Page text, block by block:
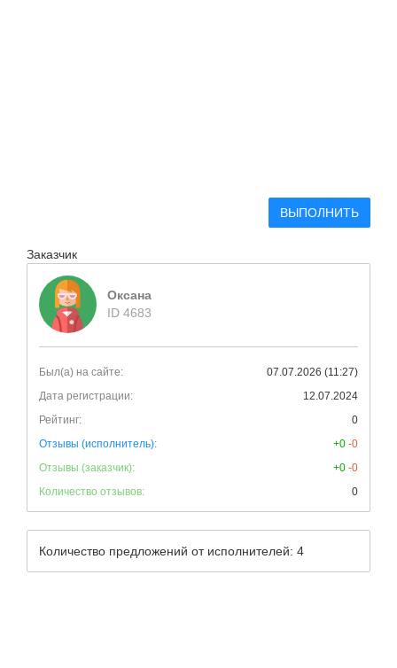
ВЫПОЛНИТЬ
Заказчик
Оксана
ID 4683
Был(а) на сайте:
07.07.2026 (11:27)
Дата регистрации:
12.07.2024
Рейтинг:
0
Отзывы (исполнитель):
+0 -0
Отзывы (заказчик):
+0 -0
Количество отзывов:
0
Количество предложений от исполнителей: 4